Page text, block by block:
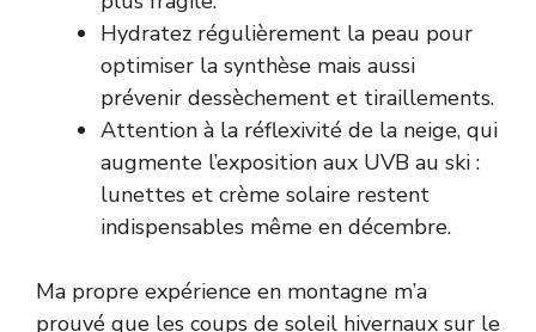
Hydratez régulièrement la peau pour
optimiser la synthèse mais aussi
prévenir dessèchement et tiraillements.
Attention à la réflexivité de la neige, qui
augmente l’exposition aux UVB au ski :
lunettes et crème solaire restent
indispensables même en décembre.
Ma propre expérience en montagne m’a
prouvé que les coups de soleil hivernaux sur le